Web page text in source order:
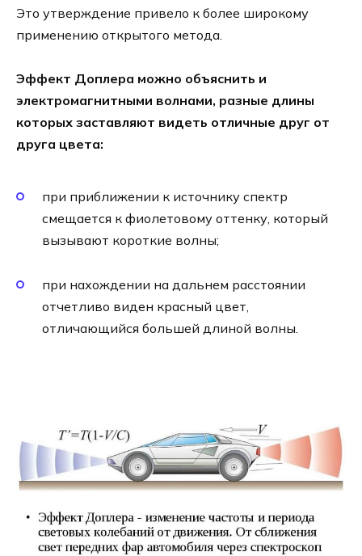
Это утверждение привело к более широкому
применению открытого метода.
Эффект Доплера можно объяснить и
электромагнитными волнами, разные длины
которых заставляют видеть отличные друг от
друга цвета:
при приближении к источнику спектр
смещается к фиолетовому оттенку, который
вызывают короткие волны;
при нахождении на дальнем расстоянии
отчетливо виден красный цвет,
отличающийся большей длиной волны.